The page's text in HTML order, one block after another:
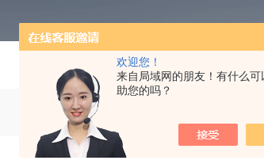
欢迎您！
来自局域网的朋友！有什么可
助您的吗？
首页 产品中心